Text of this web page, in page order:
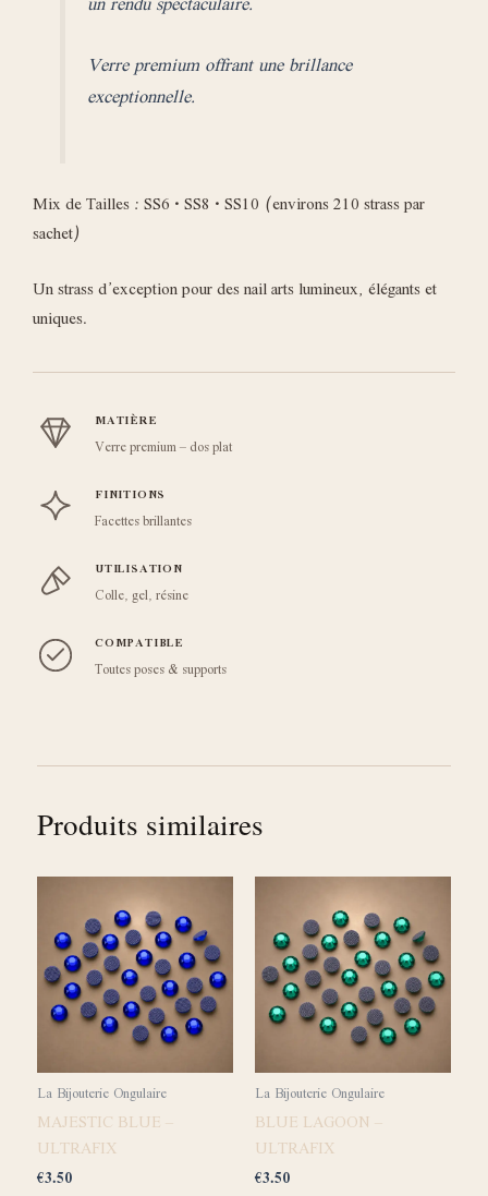
Verre premium offrant une brillance
exceptionnelle.
Mix de Tailles : SS6 • SS8 • SS10 (environs 210 strass par
sachet)
Un strass d’exception pour des nail arts lumineux, élégants et
uniques.
MATIÈRE
Verre premium – dos plat
FINITIONS
Facettes brillantes
UTILISATION
Colle, gel, résine
COMPATIBLE
Toutes poses & supports
Produits similaires
La Bijouterie Ongulaire
MAJESTIC BLUE –
ULTRAFIX
€3.50
La Bijouterie Ongulaire
BLUE LAGOON –
ULTRAFIX
€3.50